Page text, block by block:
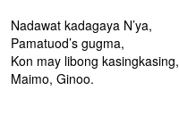
Nadawat kadagaya N’ya,
Pamatuod’s gugma,
Kon may libong kasingkasing,
Maimo, Ginoo.